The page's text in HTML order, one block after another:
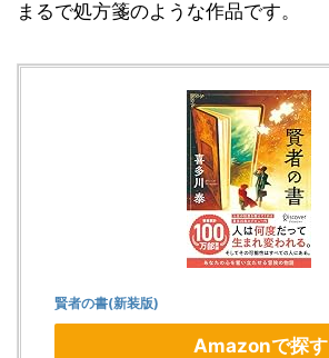
まるで処方箋のような作品です。
賢者の書(新装版)
Amazonで探す